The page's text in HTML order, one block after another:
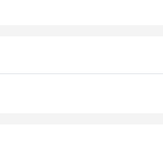
dấn thân hay không, bạn
Khi bạn đang mơ thì người
của mỗi người đều như
của trăm người sẽ có trăm